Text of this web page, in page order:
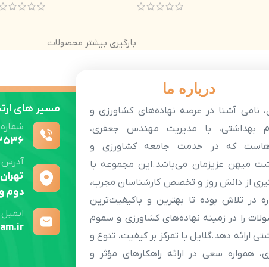
بارگیری بیشتر محصولات
درباره ما
نامی آشنا در عرصه نهاده‌های کشاورزی و
بهداشتی، با مدیریت مهندس جعفری،
که در خدمت جامعه کشاورزی و
میهن عزیزمان می‌باشد.این مجموعه با
از دانش روز و تخصص کارشناسان مجرب،
در تلاش بوده تا بهترین و باکیفیت‌ترین
را در زمینه نهاده‌های کشاورزی و سموم
ارائه دهد.گلایل با تمرکز بر کیفیت، تنوع و
همواره سعی در ارائه راهکارهای مؤثر و
مسیر های
آدرس
دوم و
ایمیل